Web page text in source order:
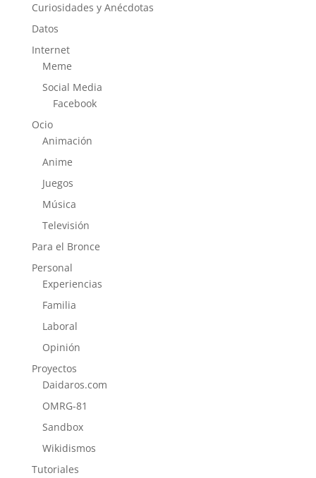
Curiosidades y Anécdotas
Datos
Internet
Meme
Social Media
Facebook
Ocio
Animación
Anime
Juegos
Música
Televisión
Para el Bronce
Personal
Experiencias
Familia
Laboral
Opinión
Proyectos
Daidaros.com
OMRG-81
Sandbox
Wikidismos
Tutoriales